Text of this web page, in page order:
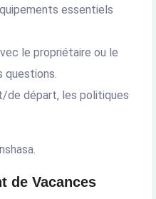
essentiels
le propriétaire ou le
questions.
de départ, les politiques
de Vacances